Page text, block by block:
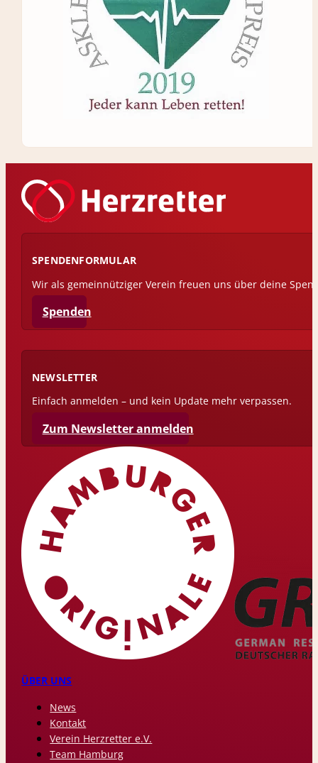
NEWSLETTER
Einfach anmelden – und kein Update mehr verpassen.
Zum Newsletter anmelden
SPENDENFORMULAR
Wir als gemeinnütziger Verein freuen uns über deine
Spenden
ÜBER UNS
News
Kontakt
Verein Herzretter e.V.
Team Hamburg